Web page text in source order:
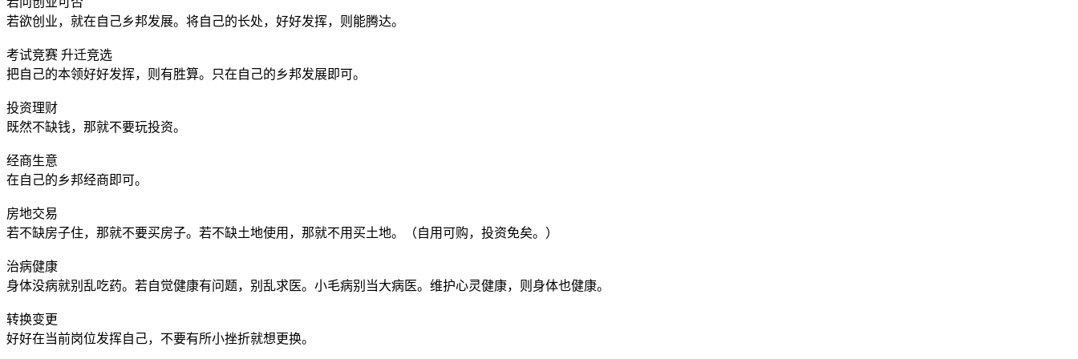
若欲创业，就在自己乡邦发展。将自己的长处，好好发挥，则能腾达。
考试竞赛 升迁竞选
把自己的本领好好发挥，则有胜算。只在自己的乡邦发展即可。
投资理财
既然不缺钱，那就不要玩投资。
经商生意
在自己的乡邦经商即可。
房地交易
若不缺房子住，那就不要买房子。若不缺土地使用，那就不用买土地。（自用可购，投资免矣。）
治病健康
身体没病就别乱吃药。若自觉健康有问题，别乱求医。小毛病别当大病医。维护心灵健康，则身体也健康。
转换变更
好好在当前岗位发挥自己，不要有所小挫折就想更换。